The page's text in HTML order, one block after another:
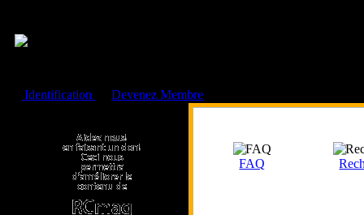
Identification
Devenez Membre
FAQ